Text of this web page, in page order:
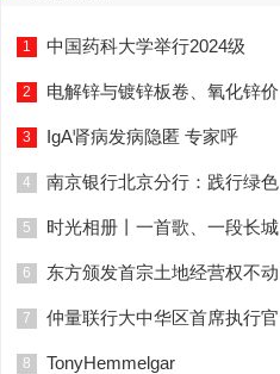
1 中国药科大学举行2024级
2 电解锌与镀锌板卷、氧化锌价
3 IgA肾病发病隐匿 专家呼
4 南京银行北京分行：践行绿色
5 时光相册丨一首歌、一段长城
6 东方颁发首宗土地经营权不动
7 仲量联行大中华区首席执行官
8 TonyHemmelgar